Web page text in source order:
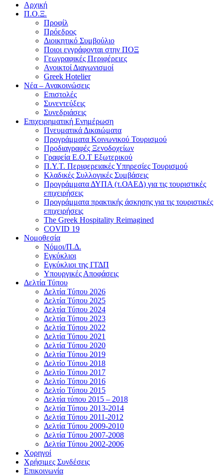
Αρχική
Π.Ο.Ξ.
Προφίλ
Πρόεδρος
Διοικητικό Συμβούλιο
Ποιοι εγγράφονται στην ΠΟΞ
Γεωγραφικές Περιφέρειες
Ανοικτοί Διαγωνισμoί
Greek Hotelier
Νέα – Ανακοινώσεις
Επιστολές
Συνεντεύξεις
Συνεδριάσεις
Επιχειρηματική Ενημέρωση
Πνευματικά Δικαιώματα
Προγράμματα Κοινωνικού Τουρισμού
Προδιαγραφές Ξενοδοχείων
Γραφεία Ε.Ο.Τ Εξωτερικού
Π.Υ.Τ. Περιφερειακές Υπηρεσίες Τουρισμού
Κλαδικές Συλλογικές Συμβάσεις
Προγράμματα ΔΥΠΑ (τ.ΟΑΕΔ) για τις τουριστικές
επιχειρήσεις
Προγράμματα πρακτικής άσκησης για τις τουριστικές
επιχειρήσεις
The Greek Hospitality Reimagined
COVID 19
Νομοθεσία
Νόμοι/Π.Δ.
Εγκύκλιοι
Εγκύκλιοι της ΓΓΔΠ
Υπουργικές Αποφάσεις
Δελτία Τύπου
Δελτία Τύπου 2026
Δελτία Τύπου 2025
Δελτία Τύπου 2024
Δελτία Τύπου 2023
Δελτία Τύπου 2022
Δελτία Τύπου 2021
Δελτία Τύπου 2020
Δελτία Τύπου 2019
Δελτίο Τύπου 2018
Δελτίο Τύπου 2017
Δελτίο Τύπου 2016
Δελτίο Τύπου 2015
Δελτία τύπου 2015 – 2018
Δελτία Τύπου 2013-2014
Δελτία Τύπου 2011-2012
Δελτία Τύπου 2009-2010
Δελτία Τύπου 2007-2008
Δελτία Τύπου 2002-2006
Χορηγοί
Χρήσιμες Συνδέσεις
Επικοινωνία